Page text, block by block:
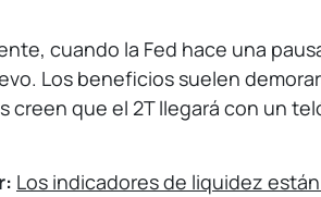
cuando la Fed hace una
Los beneficios suelen
creen que el 2T llegará con un
Los indicadores de liquidez